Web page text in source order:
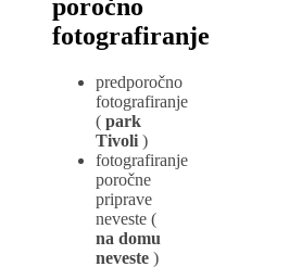
poročno
fotografiranje
predporočno
fotografiranje
( park
Tivoli )
fotografiranje
poročne
priprave
neveste (
na domu
neveste )